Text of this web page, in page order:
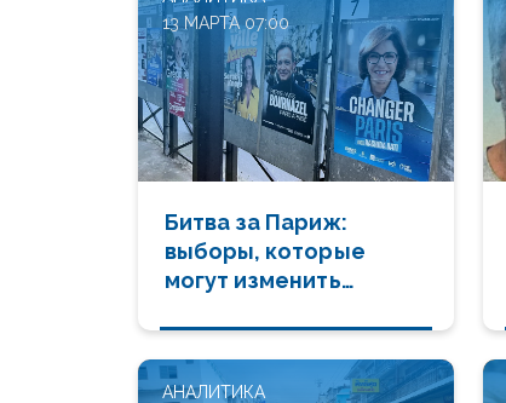
13 МАРТА 07:00
Битва за Париж:
выборы, которые
могут изменить
АНАЛИТИКА